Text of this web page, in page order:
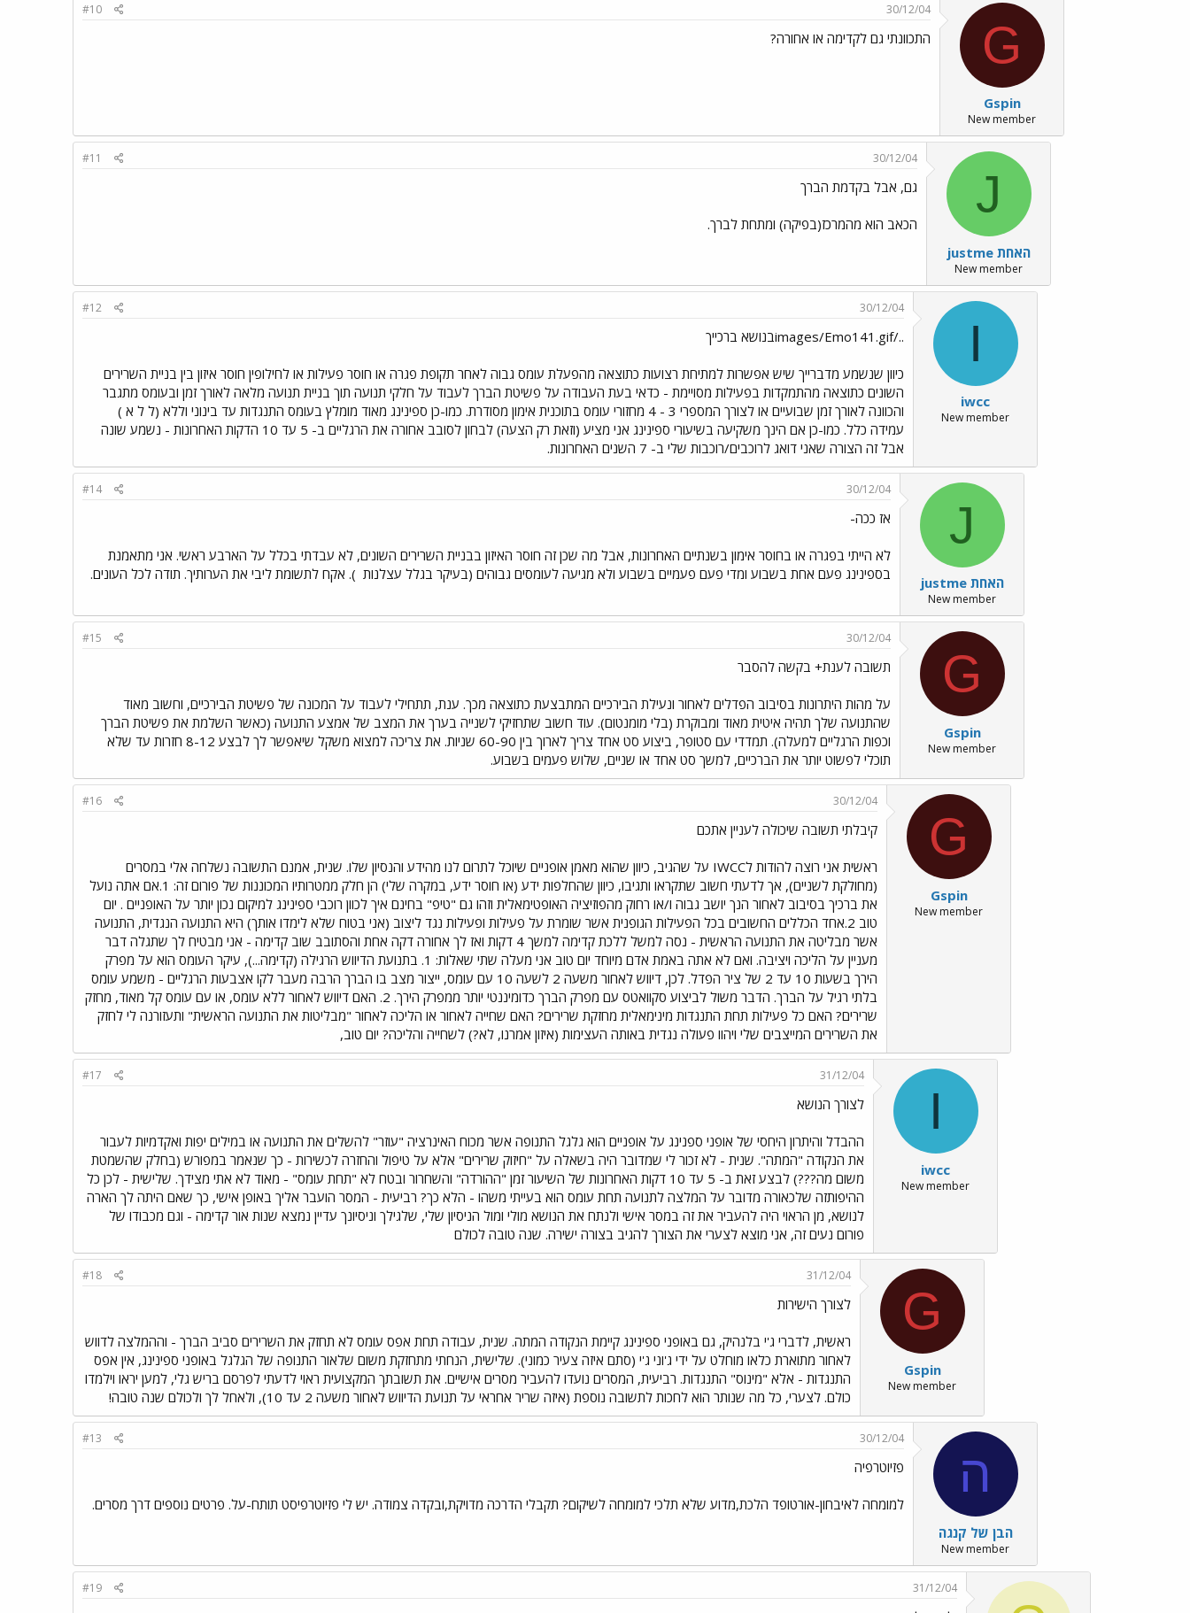
G
Gspin
New member
30/12/04
#10
התכוונתי גם לקדימה או אחורה?
J
justme האחת
New member
30/12/04
#11
גם, אבל בקדמת הברך
הכאב הוא מהמרכז(בפיקה) ומתחת לברך.
I
iwcc
New member
30/12/04
#12
../images/Emo141.gifבנושא ברכייך
כיוון שנשמע מדברייך שיש אפשרות למתיחת רצועות כתוצאה מהפעלת עומס גבוה לאחר תקופת פגרה או חוסר פעילות או לחילופין חוסר איזון בין בניית השרירים
השונים כתוצאה מהתמקדות בפעילות מסויימת - כדאי בעת העבודה על פשיטת הברך לעבוד על חלקי תנועה תוך בניית תנועה מלאה לאורך זמן ובעומס מתגבר
והכוונה לאורך זמן שבועיים או לצורך המספרי 3 - 4 מחזורי עומס בתוכנית אימון מסודרת. כמו-כן ספינינג מאוד מומלץ בעומס התנגדות עד בינוני וללא (ל ל א )
עמידה כלל. כמו-כן אם הינך משקיעה בשיעורי ספינינג אני מציע (וזאת רק הצעה) לבחון לסובב אחורה את הרגליים ב- 5 עד 10 הדקות האחרונות - נשמע שונה
אבל זה הצורה שאני דואג לרוכבים/רוכבות שלי ב- 7 השנים האחרונות.
J
justme האחת
New member
30/12/04
#14
אז ככה-
לא הייתי בפגרה או בחוסר אימון בשנתיים האחרונות, אבל מה שכן זה חוסר האיזון בבניית השרירים השונים, לא עבדתי בכלל על הארבע ראשי. אני מתאמנת
בספינינג פעם אחת בשבוע ומדי פעם פעמיים בשבוע ולא מגיעה לעומסים גבוהים (בעיקר בגלל עצלנות ). אקח לתשומת ליבי את הערותיך. תודה לכל העונים.
G
Gspin
New member
30/12/04
#15
תשובה לענת+ בקשה להסבר
על מהות היתרונות בסיבוב הפדלים לאחור ונעילת הבירכיים המתבצעת כתוצאה מכך. ענת, תתחילי לעבוד על המכונה של פשיטת הבירכיים, וחשוב מאוד
שהתנועה שלך תהיה איטית מאוד ומבוקרת (בלי מומנטום). עוד חשוב שתחזיקי לשנייה בערך את המצב של אמצע התנועה (כאשר השלמת את פשיטת הברך
וכפות הרגליים למעלה). תמדדי עם סטופר, ביצוע סט אחד צריך לארוך בין 60-90 שניות. את צריכה למצוא משקל שיאפשר לך לבצע 8-12 חזרות עד שלא
תוכלי לפשוט יותר את הברכיים, למשך סט אחד או שניים, שלוש פעמים בשבוע.
G
Gspin
New member
30/12/04
#16
קיבלתי תשובה שיכולה לעניין אתכם
ראשית אני רוצה להודות לIWCC על שהגיב, כיוון שהוא מאמן אופניים שיוכל לתרום לנו מהידע והנסיון שלו. שנית, אמנם התשובה נשלחה אלי במסרים
(מחולקת לשניים), אך לדעתי חשוב שתקראו ותגיבו, כיוון שהחלפות ידע (או חוסר ידע, במקרה שלי) הן חלק ממטרותיו המכוננות של פורום זה: 1.אם אתה נועל
את ברכיך בסיבוב לאחור הנך יושב גבוה ו/או רחוק מהפוזיציה האופטימאלית וזהו גם "טיפ" בחינם איך לכוון רוכבי ספינינג למיקום נכון יותר על האופניים . יום
טוב 2.אחד הכללים החשובים בכל הפעילות הגופנית אשר שומרת על פעילות ופעילות נגד ליצוב (אני בטוח שלא לימדו אותך) היא התנועה הנגדית, התנועה
אשר מבליטה את התנועה הראשית - נסה למשל ללכת קדימה למשך 4 דקות ואז לך אחורה דקה אחת והסתובב שוב קדימה - אני מבטיח לך שתגלה דבר
מעניין על הליכה ויציבה. ואם לא אתה באמת אדם מיוחד יום טוב אני מעלה שתי שאלות: 1. בתנועת הדיווש הרגילה (קדימה...), עיקר העומס הוא על מפרק
הירך בשעות 10 עד 2 של ציר הפדל. לכן, דיווש לאחור משעה 2 לשעה 10 עם עומס, ייצור מצב בו הברך הרבה מעבר לקו אצבעות הרגליים - משמע עומס
בלתי רגיל על הברך. הדבר משול לביצוע סקוואטס עם מפרק הברך כדומיננטי יותר ממפרק הירך. 2. האם דיווש לאחור ללא עומס, או עם עומס קל מאוד, מחזק
שרירים? האם כל פעילות תחת התנגדות מינימאלית מחזקת שרירים? האם שחייה לאחור או הליכה לאחור "מבליטות את התנועה הראשית" ותעזורנה לי לחזק
את השרירים המייצבים שלי ויהוו פעולה נגדית באותה העצימות (איזון אמרנו, לא?) לשחייה והליכה? יום טוב,
I
iwcc
New member
31/12/04
#17
לצורך הנושא
ההבדל והיתרון היחסי של אופני ספנינג על אופניים הוא גלגל התנופה אשר מכוח האינרציה "עוזר" להשלים את התנועה או במילים יפות ואקדמיות לעבור
את הנקודה "המתה". שנית - לא זכור לי שמדובר היה בשאלה על "חיזוק שרירים" אלא על טיפול והחזרה לכשירות - כך שנאמר במפורש (בחלק שהשמטת
משום מה???) לבצע זאת ב- 5 עד 10 דקות האחרונות של השיעור זמן "ההורדה" והשחרור ובטח לא "תחת עומס" - מאוד לא אתי מצידך. שלישית - לכן כל
ההיפותזה שלכאורה מדובר על המלצה לתנועה תחת עומס הוא בעייתי משהו - הלא כך? רביעית - המסר הועבר אליך באופן אישי, כך שאם היתה לך הארה
לנושא, מן הראוי היה להעביר את זה במסר אישי ולנתח את הנושא מולי ומול הניסיון שלי, שלגילך וניסיונך עדיין נמצא שנות אור קדימה - וגם מכבודו של
פורום נעים זה, אני מוצא לצערי את הצורך להגיב בצורה ישירה. שנה טובה לכולם
G
Gspin
New member
31/12/04
#18
לצורך הישירות
ראשית, לדברי ג'י בלנהיק, גם באופני ספינינג קיימת הנקודה המתה. שנית, עבודה תחת אפס עומס לא תחזק את השרירים סביב הברך - וההמלצה לדווש
לאחור מתוארת כלאו מוחלט על ידי ג'וני ג'י (סתם איזה צעיר כמוני). שלישית, הנחתי מתחזקת משום שלאור התנופה של הגלגל באופני ספינינג, אין אפס
התנגדות - אלא "מינוס" התנגדות. רביעית, המסרים נועדו להעביר מסרים אישיים. את תשובתך המקצועית ראוי לדעתי לפרסם בריש גלי, למען יראו וילמדו
כולם. לצערי, כל מה שנותר הוא לחכות לתשובה נוספת (איזה שריר אחראי על תנועת הדיווש לאחור משעה 2 עד 10), ולאחל לך ולכולם שנה טובה!
ה
הבן של קנגה
New member
30/12/04
#13
פזיוטרפיה
למומחה לאיבחון-אורטופד הלכת,מדוע שלא תלכי למומחה לשיקום? תקבלי הדרכה מדויקת,ובקדה צמודה. יש לי פזיוטרפיסט תותח-על. פרטים נוספים דרך מסרים.
31/12/04
#19